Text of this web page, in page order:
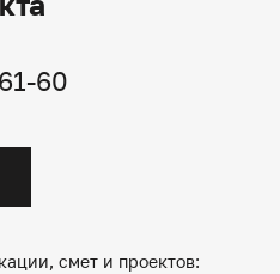
60
смет и проектов: